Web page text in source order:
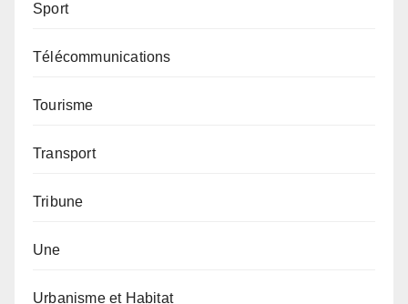
Sport
Télécommunications
Tourisme
Transport
Tribune
Une
Urbanisme et Habitat